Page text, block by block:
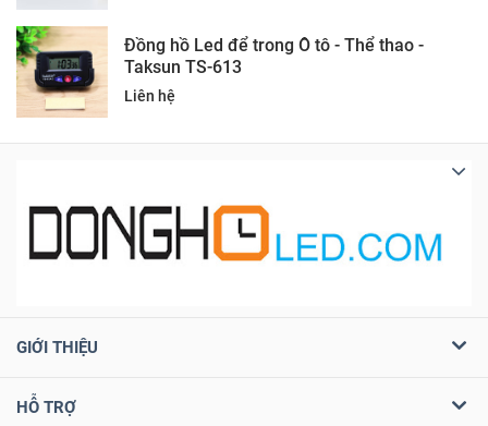
Đồng hồ Led để trong Ô tô - Thể thao -
Taksun TS-613
Liên hệ
GIỚI THIỆU
HỖ TRỢ